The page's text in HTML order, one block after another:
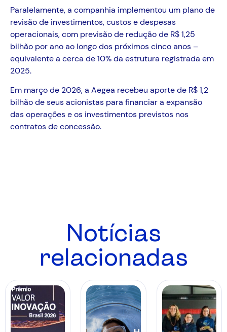
Paralelamente, a companhia implementou um plano de
revisão de investimentos, custos e despesas
operacionais, com previsão de redução de R$ 1,25
bilhão por ano ao longo dos próximos cinco anos –
equivalente a cerca de 10% da estrutura registrada em
2025.
Em março de 2026, a Aegea recebeu aporte de R$ 1,2
bilhão de seus acionistas para financiar a expansão
das operações e os investimentos previstos nos
contratos de concessão.
Notícias
relacionadas